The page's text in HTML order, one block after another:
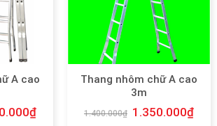
A cao
₫
Thang nhôm chữ A cao
3m
1.400.000₫ 1.350.000₫